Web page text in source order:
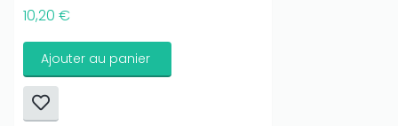
10,20 €
Ajouter au panier